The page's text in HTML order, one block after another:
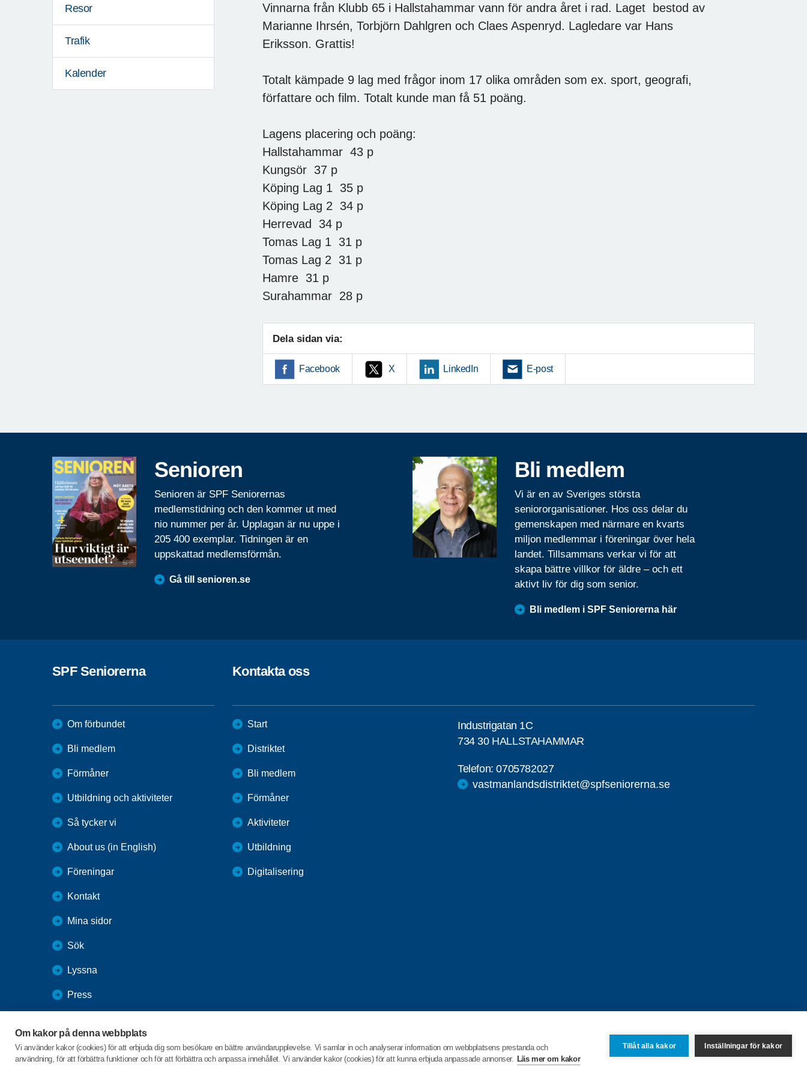
Om kakor på denna webbplats
Vi använder kakor (cookies) för att erbjuda dig som besökare en bättre användarupplevelse. Vi samlar in och analyserar information om webbplatsens prestanda och
användning, för att förbättra funktioner och för att förbättra och anpassa innehållet. Vi använder kakor (cookies) för att kunna erbjuda anpassade annonser. Läs mer om kakor
Tillåt alla kakor Inställningar för kakor
Resor
Trafik
Kalender
Vinnarna från Klubb 65 i Hallstahammar vann för andra året i rad. Laget bestod av
Marianne Ihrsén, Torbjörn Dahlgren och Claes Aspenryd. Lagledare var Hans
Eriksson. Grattis!
Totalt kämpade 9 lag med frågor inom 17 olika områden som ex. sport, geografi,
författare och film. Totalt kunde man få 51 poäng.
Lagens placering och poäng:
Hallstahammar 43 p
Kungsör 37 p
Köping Lag 1 35 p
Köping Lag 2 34 p
Herrevad 34 p
Tomas Lag 1 31 p
Tomas Lag 2 31 p
Hamre 31 p
Surahammar 28 p
Dela sidan via:
Facebook X LinkedIn E-post
Senioren
Senioren är SPF Seniorernas
medlemstidning och den kommer ut med
nio nummer per år. Upplagan är nu uppe i
205 400 exemplar. Tidningen är en
uppskattad medlemsförmån.
Gå till senioren.se
Bli medlem
Vi är en av Sveriges största
seniororganisationer. Hos oss delar du
gemenskapen med närmare en kvarts
miljon medlemmar i föreningar över hela
landet. Tillsammans verkar vi för att
skapa bättre villkor för äldre – och ett
aktivt liv för dig som senior.
Bli medlem i SPF Seniorerna här
SPF Seniorerna
Om förbundet
Bli medlem
Förmåner
Utbildning och aktiviteter
Så tycker vi
About us (in English)
Föreningar
Kontakt
Mina sidor
Sök
Lyssna
Press
SPF Seniorernas intranät
Kontakta oss
Start
Distriktet
Bli medlem
Förmåner
Aktiviteter
Utbildning
Digitalisering
Industrigatan 1C
734 30 HALLSTAHAMMAR
Telefon:0705782027
vastmanlandsdistriktet@spfseniorerna.se